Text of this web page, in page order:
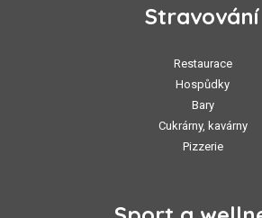
Stravování
Restaurace
Hospůdky
Bary
Cukrárny, kavárny
Pizzerie